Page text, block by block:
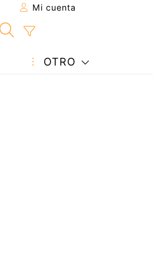
Mi cuenta
OTRO
de esta receta